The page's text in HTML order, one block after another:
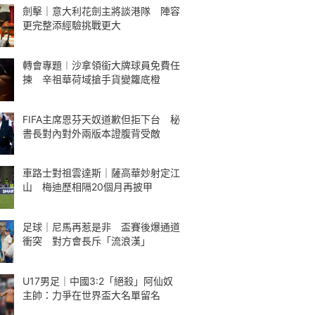
劍擊｜意大利花劍主將談港隊 陣容
更完整添經驗挑戰更大
轉會專題︱沙拿領銜大牌球員免費任
揀 辛祖華荷域搶手貨變籮底橙
FIFA主席恩芬天奴道歉但拒下台 秘
書長對內對外兩版本證腹背受敵
車路士對祖雲達斯｜薩高華妙射定江
山 梅迪歷相隔20個月再披甲
足球｜尼馬再惹是非 盃賽後爆通道
衝突 對方會長斥「流浪漢」
U17男足｜中國3:2「絕殺」阿仙奴
主帥：力爭在世界盃大名單留名